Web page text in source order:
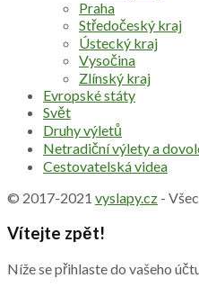
Praha
Středočeský kraj
Ústecký kraj
Vysočina
Zlínský kraj
Evropské státy
Svět
Druhy výletů
Netradiční výlety a
Cestovatelská videa
© 2017-2021 vyslapy.cz -
Vítejte zpět!
Níže se přihlaste do vašeho